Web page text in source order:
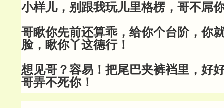
小样儿，别跟我玩儿里格楞，哥不屌
哥瞅你先前还算乖，给你个台阶，你
脸，瞅你丫这德行！
想见哥？容易！把尾巴夹裤裆里，好
哥弄不死你！